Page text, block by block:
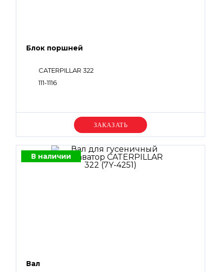
Блок поршней
CATERPILLAR 322
111-1116
Уточняйте цену
В наличии
Вал